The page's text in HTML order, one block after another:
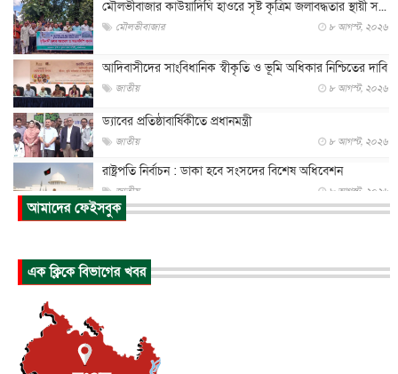
মৌলভীবাজার কাউয়াদিঘি হাওরে সৃষ্ট কৃত্রিম জলাবদ্ধতার স্থায়ী স...
মৌলভীবাজার ৮ আগস্ট, ২০২৬
আদিবাসীদের সাংবিধানিক স্বীকৃতি ও ভূমি অধিকার নিশ্চিতের দাবি
জাতীয় ৮ আগস্ট, ২০২৬
ড্যাবের প্রতিষ্ঠাবার্ষিকীতে প্রধানমন্ত্রী
জাতীয় ৮ আগস্ট, ২০২৬
রাষ্ট্রপতি নির্বাচন : ডাকা হবে সংসদের বিশেষ অধিবেশন
জাতীয় ৮ আগস্ট, ২০২৬
প্রধানমন্ত্রীর সঙ্গে সাক্ষাতে খুদে শিল্পী অনুশ্রী রায়ের স্বপ...
পাকিস্তান-তুরস্কের সঙ্গে প্রতিরক্ষা চুক্তি সৌদি আরবকে কতটা ন...
যুক্তরাজ্যে গ্রুমিং কেলেঙ্কারি : পাকিস্তানির অপরাধে অস্বস্তি...
আন্তর্জাতিক
আমাদের ফেইসবুক
এক ক্লিকে বিভাগের খবর